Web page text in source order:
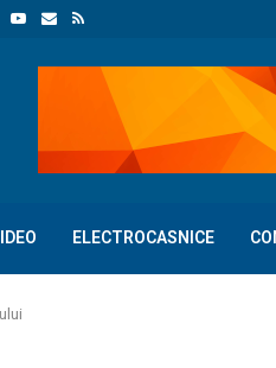
ELECTROCASNICE